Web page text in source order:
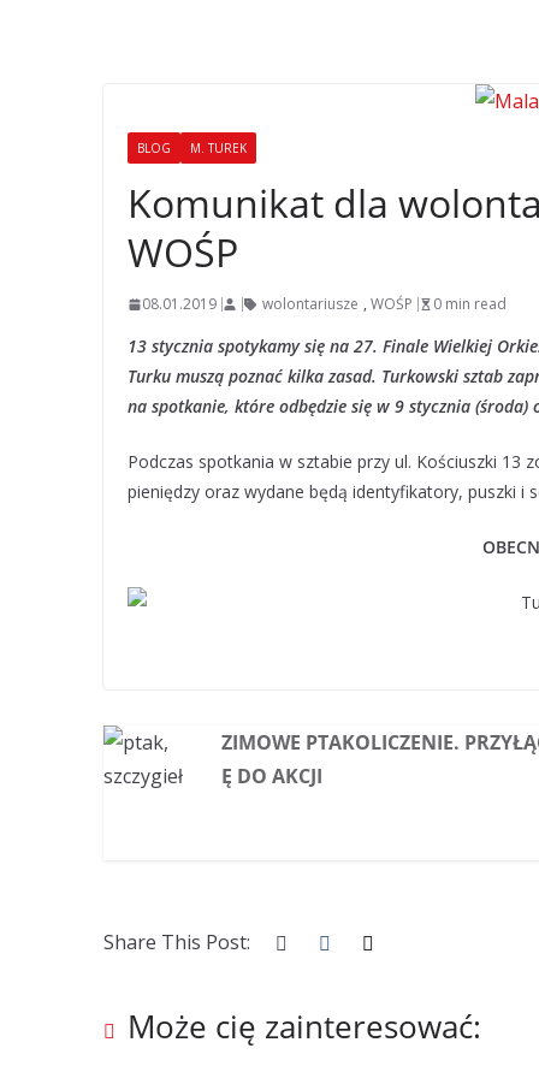
BLOG M. TUREK
Komunikat dla
WOŚP
08.01.2019 wolontariusze , WOŚP 0 min read
13 stycznia spotykamy się na 27. Finale Wielkiej
Turku muszą poznać kilka zasad. Turkowski sztab
na spotkanie, które odbędzie się w 9 stycznia (środa)
Podczas spotkania w sztabie przy ul. Kościuszki 13
pieniędzy oraz wydane będą identyfikatory, puszki i
ZIMOWE PTAKOLICZENIE.
Ę DO AKCJI
Share This Post:
Może cię zainteresować: